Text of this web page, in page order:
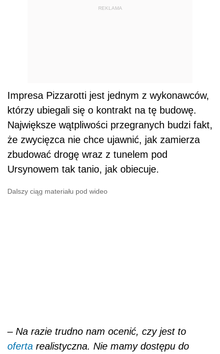
REKLAMA
Impresa Pizzarotti jest jednym z wykonawców,
którzy ubiegali się o kontrakt na tę budowę.
Największe wątpliwości przegranych budzi fakt,
że zwycięzca nie chce ujawnić, jak zamierza
zbudować drogę wraz z tunelem pod
Ursynowem tak tanio, jak obiecuje.
Dalszy ciąg materiału pod wideo
– Na razie trudno nam ocenić, czy jest to
oferta realistyczna. Nie mamy dostępu do